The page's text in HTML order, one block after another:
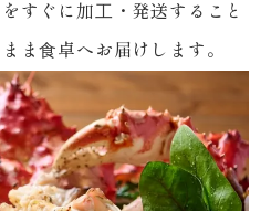
すぐに加⼯・発送すること
ま⾷卓へお届けします。